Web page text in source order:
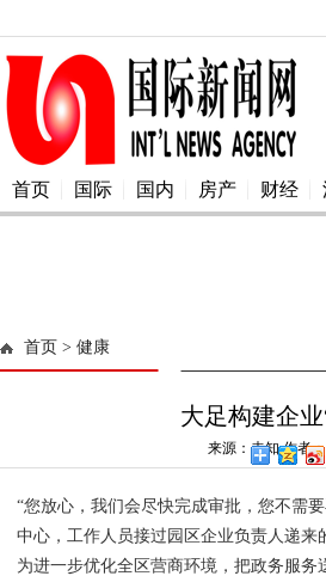
首页 国际 国内 房产 财经
首页 > 健康
大足构建企
来源：未知 作者
“您放心，我们会尽快完成审批，您不需
中心，工作人员接过园区企业负责人递
为进一步优化全区营商环境，把政务服